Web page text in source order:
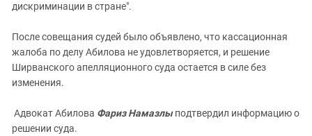
дискриминации в стране".
После совещания судей было объявлено, что кассационная
жалоба по делу Абилова не удовлетворяется, и решение
Ширванского апелляционного суда остается в силе без
изменения.
Адвокат Абилова Фариз Намазлыподтвердил информацию о
решении суда.